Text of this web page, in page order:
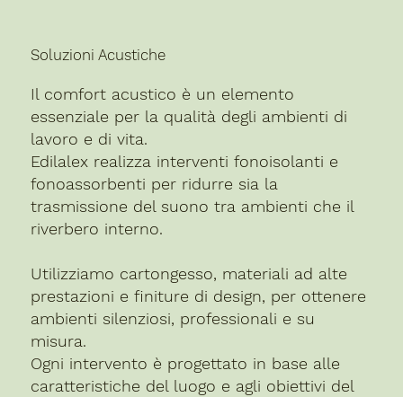
Soluzioni Acustiche
Il comfort acustico è un elemento
essenziale per la qualità degli ambienti di
lavoro e di vita.
Edilalex realizza interventi fonoisolanti e
fonoassorbenti per ridurre sia la
trasmissione del suono tra ambienti che il
riverbero interno.
Utilizziamo cartongesso, materiali ad alte
prestazioni e finiture di design, per ottenere
ambienti silenziosi, professionali e su
misura.
Ogni intervento è progettato in base alle
caratteristiche del luogo e agli obiettivi del